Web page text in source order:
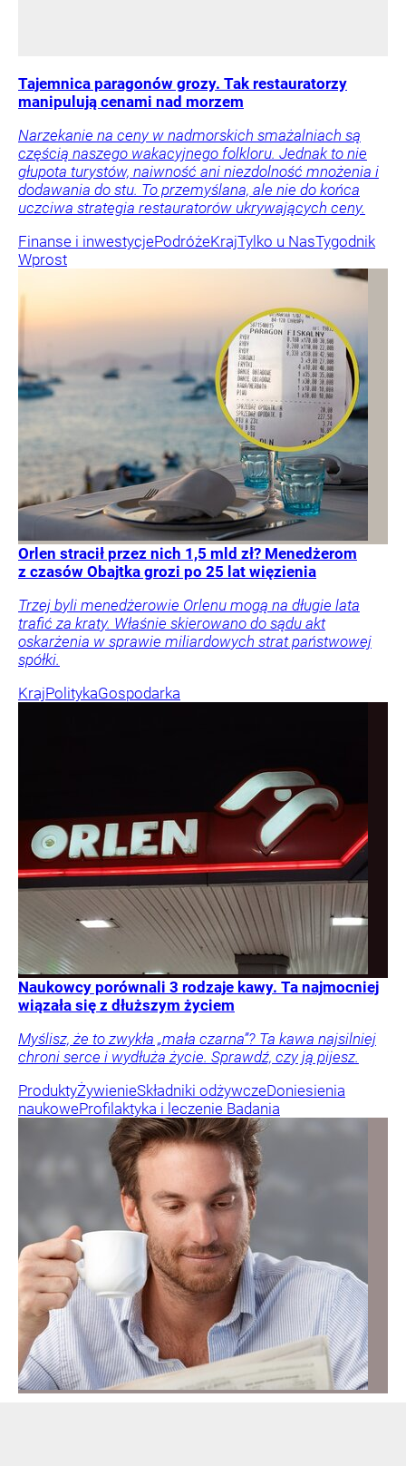
Tajemnica paragonów grozy. Tak restauratorzy
manipulują cenami nad morzem
Narzekanie na ceny w nadmorskich smażalniach są
częścią naszego wakacyjnego folkloru. Jednak to nie
głupota turystów, naiwność ani niezdolność mnożenia i
dodawania do stu. To przemyślana, ale nie do końca
uczciwa strategia restauratorów ukrywających ceny.
Finanse i inwestycjePodróżeKrajTylko u NasTygodnik
Wprost
Orlen stracił przez nich 1,5 mld zł? Menedżerom
z czasów Obajtka grozi po 25 lat więzienia
Trzej byli menedżerowie Orlenu mogą na długie lata
trafić za kraty. Właśnie skierowano do sądu akt
oskarżenia w sprawie miliardowych strat państwowej
spółki.
KrajPolitykaGospodarka
Naukowcy porównali 3 rodzaje kawy. Ta najmocniej
wiązała się z dłuższym życiem
Myślisz, że to zwykła „mała czarna”? Ta kawa najsilniej
chroni serce i wydłuża życie. Sprawdź, czy ją pijesz.
ProduktyŻywienieSkładniki odżywczeDoniesienia
naukoweProfilaktyka i leczenie Badania